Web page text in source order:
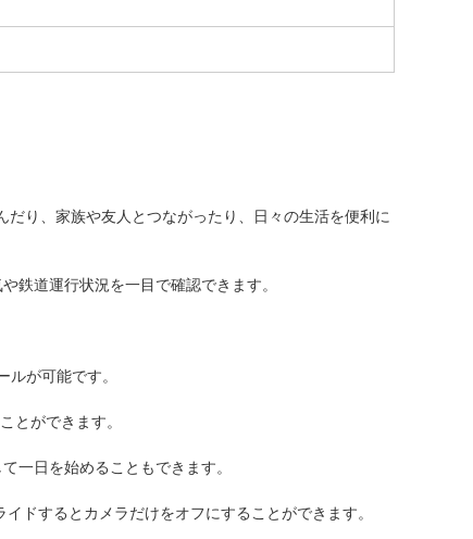
り、家族や友人とつながったり、日々の生活を便利に
鉄道運行状況を一目で確認できます。
が可能です。
とができます。
一日を始めることもできます。
ドするとカメラだけをオフにすることができます。